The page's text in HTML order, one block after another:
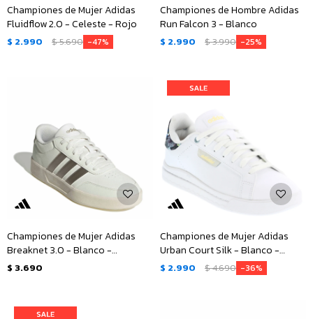
Championes de Mujer Adidas
Fluidflow 2.0 - Celeste - Rojo
$ 2.990 $5.690 47
Championes de Hombre Adidas
Run Falcon 3 - Blanco
$ 2.990 $3.990 25
Championes de Mujer Adidas
Breaknet 3.0 - Blanco -
Plateado
$ 3.690
Championes de Mujer Adidas
Urban Court Silk - Blanco -
Anaranjado - Gris
$ 2.990 $4.690 36